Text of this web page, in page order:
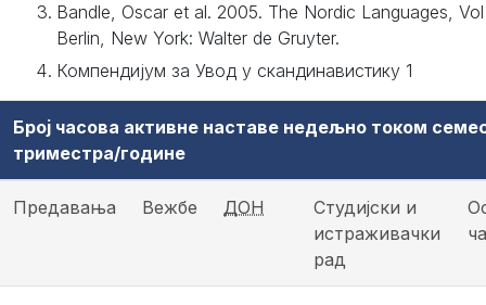
Bandle, Oscar et al. 2005. The Nordic Languages,
Berlin, New York: Walter de Gruyter.
Компендијум за Увод у скандинавистику 1
Број часова активне наставе недељно током
триместра/године
Предавања Вежбе ДОН
Студијски и
истраживачки
рад